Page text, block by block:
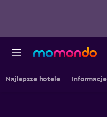
Najlepsze hotele Informacje